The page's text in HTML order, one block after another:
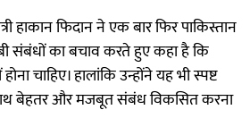
हाकान फिदान ने एक बार फिर पाकिस्तान
संबंधों का बचाव करते हुए कहा है कि
चाहिए। हालांकि उन्होंने यह भी स्पष्ट
बेहतर और मजबूत संबंध विकसित करना